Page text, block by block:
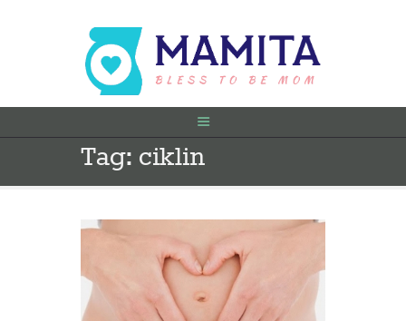
Tag: ciklin
FILLIMI
PARA SHTATËZANIE
VITI I PARË
KONTAKT